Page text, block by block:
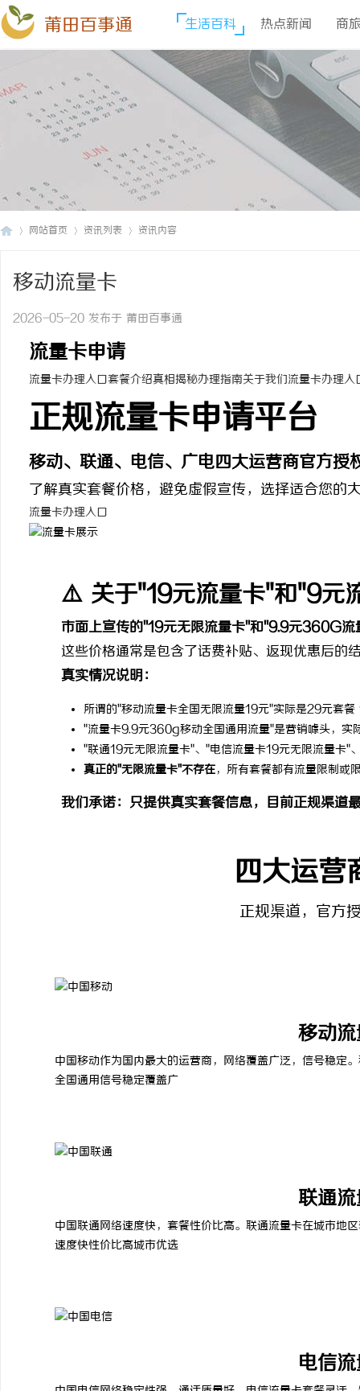
莆田百事通 生活百科 热点新闻 商
网站首页 资讯列表 资讯内容
移动流量卡
2026-05-20 发布于 莆田百事通
流量卡申请
流量卡办理入口套餐介绍真相揭秘办理指南关于我们流量卡办理入
正规流量卡申请平台
移动、联通、电信、广电四大运营商官方授
了解真实套餐价格，避免虚假宣传，选择适合您的
流量卡办理入口
⚠️ 关于"19元流量卡"和"9元
市面上宣传的"19元无限流量卡"和"9.9元360G流
这些价格通常是包含了话费补贴、返现优惠后的
真实情况说明：
所谓的"移动流量卡全国无限流量19元"实际是29元套餐
"流量卡9.9元360g移动全国通用流量"是营销噱头，实
"联通19元无限流量卡"、"电信流量卡19元无限流量卡"
真正的"无限流量卡"不存在，所有套餐都有流量限制或
我们承诺：只提供真实套餐信息，目前正规渠道
四大运营
正规渠道，官方
移动
中国移动作为国内最大的运营商，网络覆盖广泛，信号稳定
全国通用信号稳定覆盖广
联通
中国联通网络速度快，套餐性价比高。联通流量卡在城市地
速度快性价比高城市优选
电信
店最怕“搜不到”为什么隔壁店铺没花钱，
天天给他免费派单？
揭秘！专业充电桩项目
哪些行业秘诀？